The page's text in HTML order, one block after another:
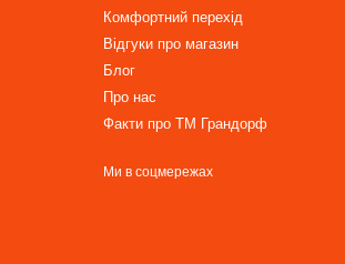
Комфортний перехід
Відгуки про магазин
Блог
Про нас
Факти про TM Грандорф
Ми в соцмережах